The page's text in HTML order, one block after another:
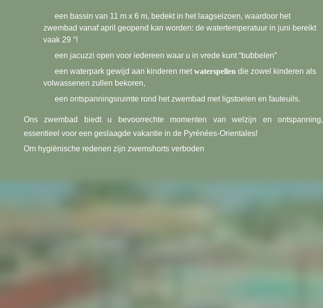
een bassin van 11 m x 6 m, bedekt in het laagseizoen, waardoor het
zwembad vanaf april geopend kan worden: de watertemperatuur in juni bereikt
vaak 29 °!
een jacuzzi open voor iedereen waar u in vrede kunt “bubbelen”
een waterpark gewijd aan kinderen metwaterspellen die zowel kinderen als
volwassenen zullen bekoren,
een ontspanningsruimte rond het zwembad met ligstoelen en fauteuils.
Ons zwembad biedt u bevoorrechte momenten van welzijn en ontspanning,
essentieel voor een geslaagde vakantie in de Pyrénées-Orientales!
Om hygiënische redenen zijn zwemshorts verboden